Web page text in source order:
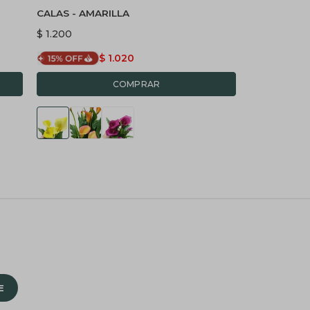
CALAS - AMARILLA
$ 1.200
$ 1.020